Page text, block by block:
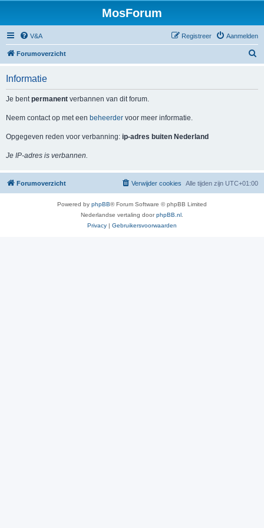
MosForum
V&A Aanmelden
Registreer
Forumoverzicht
Informatie
Je bentpermanent verbannen van dit forum.
Neem contact op met een beheerder voor meer informatie.
Opgegeven reden voor verbanning: ip-adres buiten Nederland
Je IP-adres is verbannen.
Forumoverzicht Alle tijden zijn UTC+01:00
Verwijder cookies
Powered by phpBB® Forum Software © phpBB Limited
Nederlandse vertaling doorphpBB.nl
Privacy | Gebruikersvoorwaarden